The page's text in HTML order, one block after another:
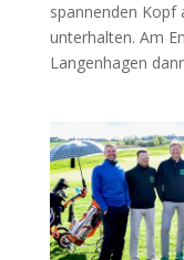
spannenden Kopf
unterhalten. Am
Langenhagen